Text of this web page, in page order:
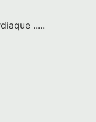
.....